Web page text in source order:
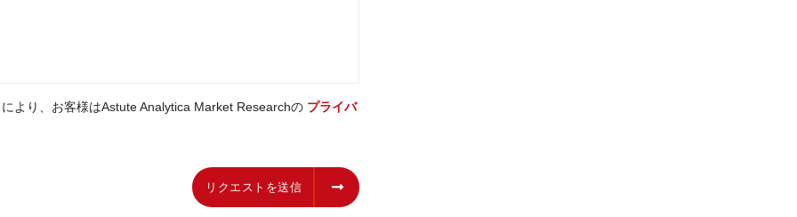
より、お客様はAstute Analytica Market Researchの プライバ
リクエストを送信